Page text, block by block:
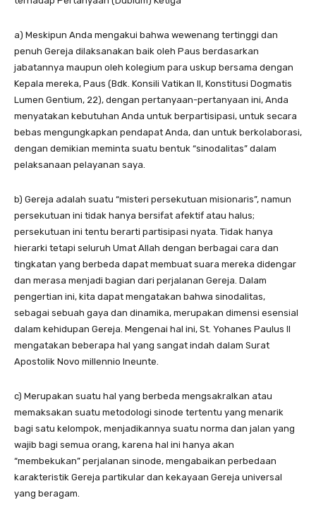
a) Meskipun Anda mengakui bahwa wewenang tertinggi dan
penuh Gereja dilaksanakan baik oleh Paus berdasarkan
jabatannya maupun oleh kolegium para uskup bersama dengan
Kepala mereka, Paus (Bdk. Konsili Vatikan II, Konstitusi Dogmatis
Lumen Gentium, 22), dengan pertanyaan-pertanyaan ini, Anda
menyatakan kebutuhan Anda untuk berpartisipasi, untuk secara
bebas mengungkapkan pendapat Anda, dan untuk berkolaborasi,
dengan demikian meminta suatu bentuk “sinodalitas” dalam
pelaksanaan pelayanan saya.
b) Gereja adalah suatu “misteri persekutuan misionaris”, namun
persekutuan ini tidak hanya bersifat afektif atau halus;
persekutuan ini tentu berarti partisipasi nyata. Tidak hanya
hierarki tetapi seluruh Umat Allah dengan berbagai cara dan
tingkatan yang berbeda dapat membuat suara mereka didengar
dan merasa menjadi bagian dari perjalanan Gereja. Dalam
pengertian ini, kita dapat mengatakan bahwa sinodalitas,
sebagai sebuah gaya dan dinamika, merupakan dimensi esensial
dalam kehidupan Gereja. Mengenai hal ini, St. Yohanes Paulus II
mengatakan beberapa hal yang sangat indah dalam Surat
Apostolik Novo millennio Ineunte.
c) Merupakan suatu hal yang berbeda mengsakralkan atau
memaksakan suatu metodologi sinode tertentu yang menarik
bagi satu kelompok, menjadikannya suatu norma dan jalan yang
wajib bagi semua orang, karena hal ini hanya akan
“membekukan” perjalanan sinode, mengabaikan perbedaan
karakteristik Gereja partikular dan kekayaan Gereja universal
yang beragam.